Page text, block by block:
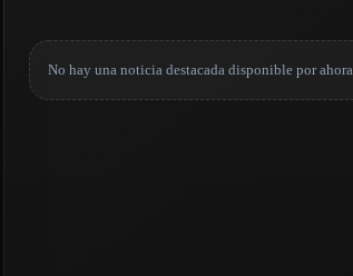
No hay una noticia destacada disponible por ahora.